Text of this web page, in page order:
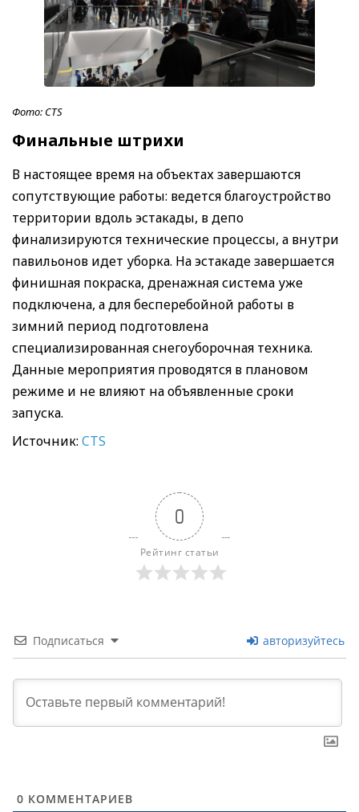
Фото: CTS
Финальные штрихи
В настоящее время на объектах завершаются
сопутствующие работы: ведется благоустройство
территории вдоль эстакады, в депо
финализируются технические процессы, а внутри
павильонов идет уборка. На эстакаде завершается
финишная покраска, дренажная система уже
подключена, а для бесперебойной работы в
зимний период подготовлена
специализированная снегоуборочная техника.
Данные мероприятия проводятся в плановом
режиме и не влияют на объявленные сроки
запуска.
Источник: CTS
0
Рейтинг статьи
Подписаться авторизуйтесь
0 КОММЕНТАРИЕВ